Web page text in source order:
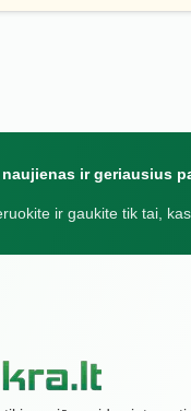
ir geriausius
ir gaukite tik tai,